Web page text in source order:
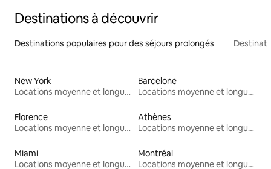
Destinations à découvrir
Destinations populaires pour des séjours prolongés
New York
Locations moyenne et longue durée
Barcelone
Locations moyenne et longue durée
Florence
Locations moyenne et longue durée
Athènes
Locations moyenne et longue durée
Miami
Locations moyenne et longue durée
Montréal
Locations moyenne et longue durée